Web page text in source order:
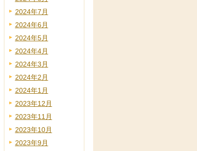
2024年7月
2024年6月
2024年5月
2024年4月
2024年3月
2024年2月
2024年1月
2023年12月
2023年11月
2023年10月
2023年9月